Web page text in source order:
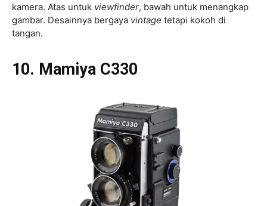
kamera. Atas untuk viewfinder, bawah untuk menangkap
gambar. Desainnya bergaya vintage tetapi kokoh di
tangan.
10. Mamiya C330